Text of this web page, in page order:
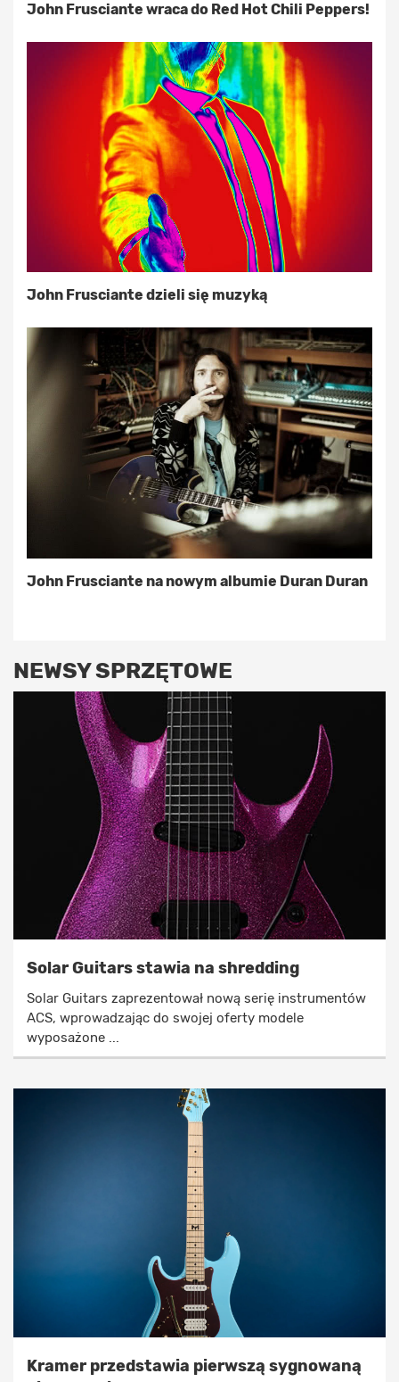
John Frusciante wraca do Red Hot Chili Peppers!
John Frusciante dzieli się muzyką
John Frusciante na nowym albumie Duran Duran
NEWSY SPRZĘTOWE
Solar Guitars stawia na shredding
Solar Guitars zaprezentował nową serię instrumentów
ACS, wprowadzając do swojej oferty modele
wyposażone ...
Kramer przedstawia pierwszą sygnowaną